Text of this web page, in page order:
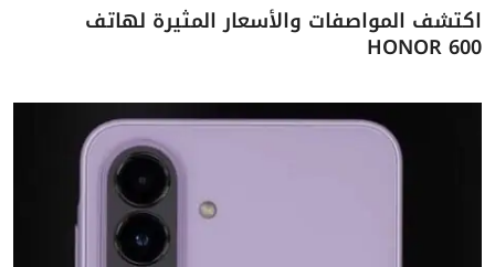
اكتشف المواصفات والأسعار المثيرة لهاتف
HONOR 600